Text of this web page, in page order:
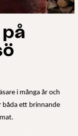
i många år och
båda ett brinnande